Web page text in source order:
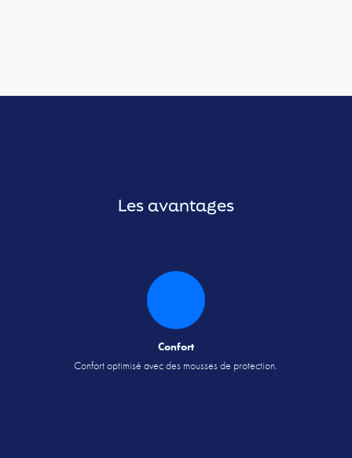
Les avantages
Confort
Confort optimisé avec des mousses de protection.